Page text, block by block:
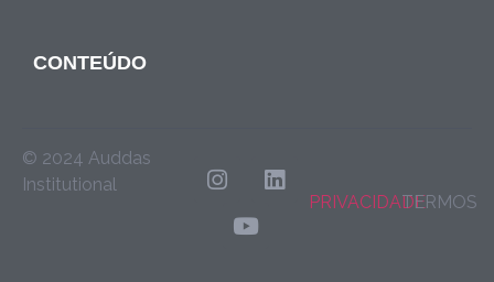
CONTEÚDO
© 2024 Auddas
Institutional
PRIVACIDADETERMOS